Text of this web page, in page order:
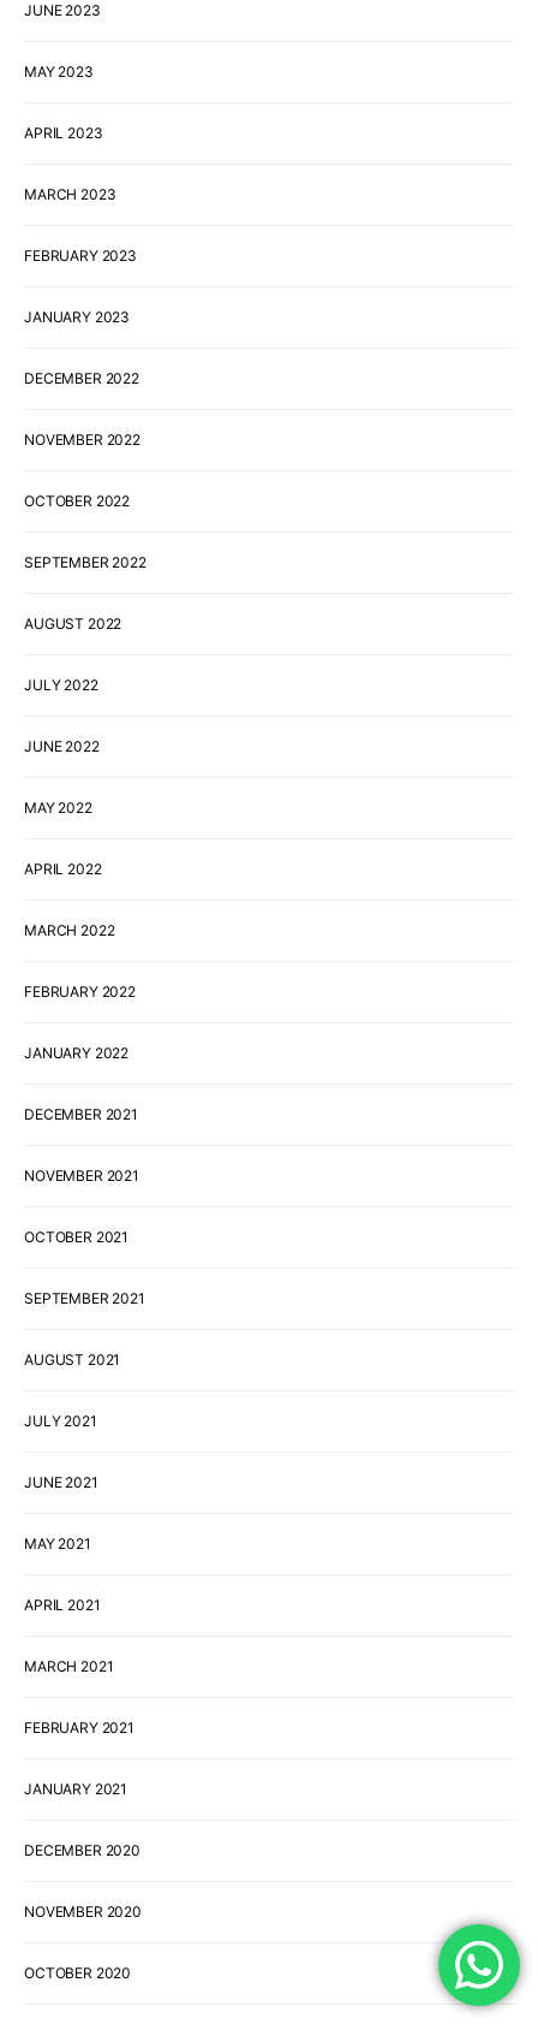
JUNE 2023
MAY 2023
APRIL 2023
MARCH 2023
FEBRUARY 2023
JANUARY 2023
DECEMBER 2022
NOVEMBER 2022
OCTOBER 2022
SEPTEMBER 2022
AUGUST 2022
JULY 2022
JUNE 2022
MAY 2022
APRIL 2022
MARCH 2022
FEBRUARY 2022
JANUARY 2022
DECEMBER 2021
NOVEMBER 2021
OCTOBER 2021
SEPTEMBER 2021
AUGUST 2021
JULY 2021
JUNE 2021
MAY 2021
APRIL 2021
MARCH 2021
FEBRUARY 2021
JANUARY 2021
DECEMBER 2020
NOVEMBER 2020
OCTOBER 2020